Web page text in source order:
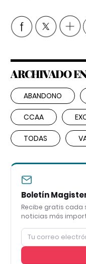
ARCHIVADO EN
ABANDONO
CCAA
TODAS
Boletín
Recibe gratis cada
noticias más